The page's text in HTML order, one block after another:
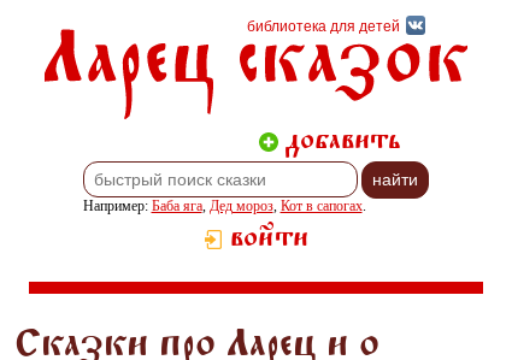
библиотека для детей
Ларец сказок
добавить
Например: Баба яга, Дед мороз, Кот в сапогах.
войти
Сказки про Ларец и о